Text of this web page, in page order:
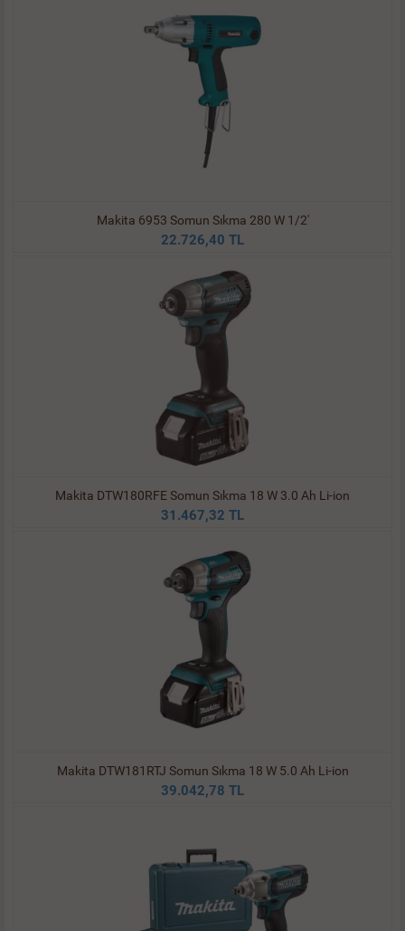
Makita 6953 Somun Sıkma 280 W 1/2'
22.726,40 TL
Makita DTW180RFE Somun Sıkma 18 W 3.0 Ah Li-ion
31.467,32 TL
Makita DTW181RTJ Somun Sıkma 18 W 5.0 Ah Li-ion
39.042,78 TL